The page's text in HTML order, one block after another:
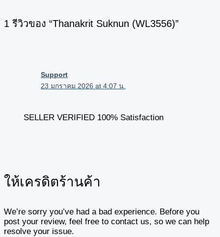
1 รีวิวของ “Thanakrit Suknun (WL3556)”
Support
23 มกราคม 2026 at 4:07 น.
SELLER VERIFIED 100% Satisfaction
ให้เครดิตร้านค้า
We’re sorry you’ve had a bad experience. Before you
post your review, feel free to contact us, so we can help
resolve your issue.